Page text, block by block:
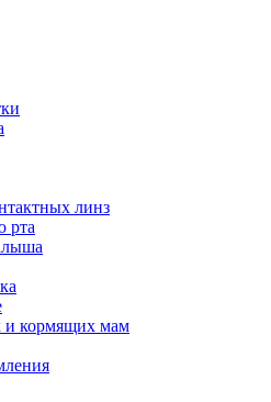
линз
рта
и кормящих мам